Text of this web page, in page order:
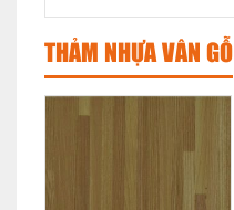
THẢM NHỰA VÂN GỖ